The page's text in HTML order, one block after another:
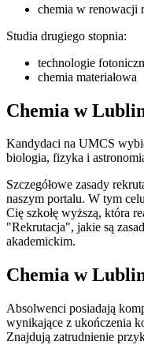
chemia w renowacji
Studia drugiego stopnia:
technologie
chemia materiałowa
Chemia w
Kandydaci na UMCS
biologia, fizyka i
Szczegółowe zasady
naszym portalu. W tym
Cię szkołę wyższą, która
"Rekrutacja", jakie są
akademickim.
Chemia w
Absolwenci posiadają
wynikające z ukończenia
Znajdują zatrudnienie